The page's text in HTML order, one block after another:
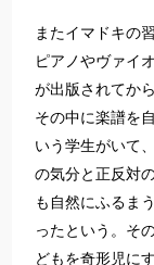
またイマドキの
ピアノやヴァイ
が出版されてか
その中に楽譜を
いう学生がいて
の気分と正反対
も自然にふるま
ったという。そ
どもを奇形児に